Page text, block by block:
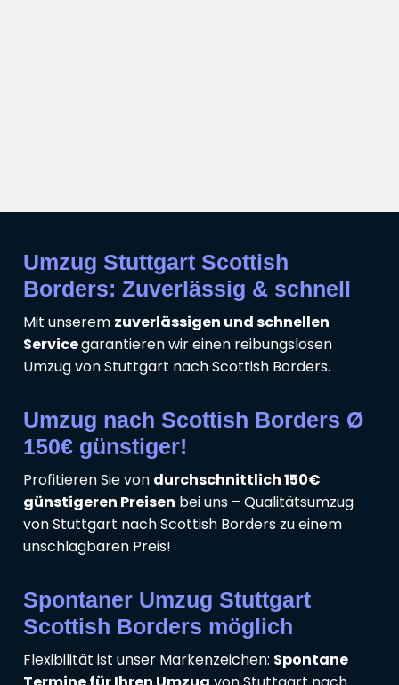
Umzug Stuttgart Scottish
Borders: Zuverlässig & schnell
Mit unserem zuverlässigen und schnellen
Servicegarantieren wir einen reibungslosen
Umzug von Stuttgart nach Scottish Borders.
Umzug nach Scottish Borders Ø
150€ günstiger!
Profitieren Sie von durchschnittlich 150€
günstigeren Preisen bei uns – Qualitätsumzug
von Stuttgart nach Scottish Borders zu einem
unschlagbaren Preis!
Spontaner Umzug Stuttgart
Scottish Borders möglich
Flexibilität ist unser Markenzeichen: Spontane